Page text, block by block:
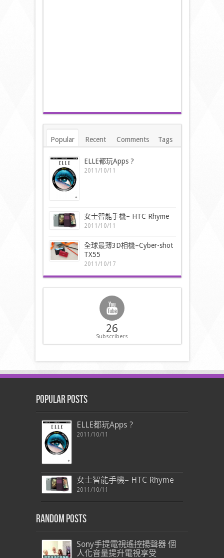
Popular Recent Comments Tags
ELLE都玩Apps ?
2011/10/11
女士智能手機– HTC Rhyme
2011/10/11
全球最薄3D相機–Cyber-shot
TX55
2011/10/17
26
Subscribers
Popular Posts
ELLE都玩Apps ?
2011/10/11
女士智能手機– HTC Rhyme
2011/10/11
Random Posts
Sony手提電視遙控揚聲器 個
人化音量提升電視享受